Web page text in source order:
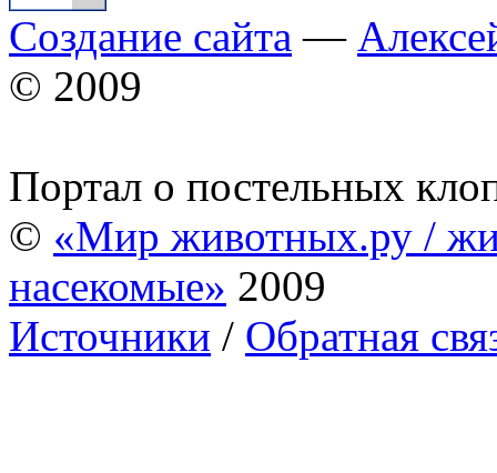
Создание сайта —
© 2009
Портал о постельных
© «Мир животных.ру /
насекомые» 2009
Источники / Обратная